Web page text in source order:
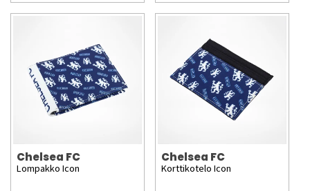
Chelsea FC
Lompakko Icon
Chelsea FC
Korttikotelo Icon